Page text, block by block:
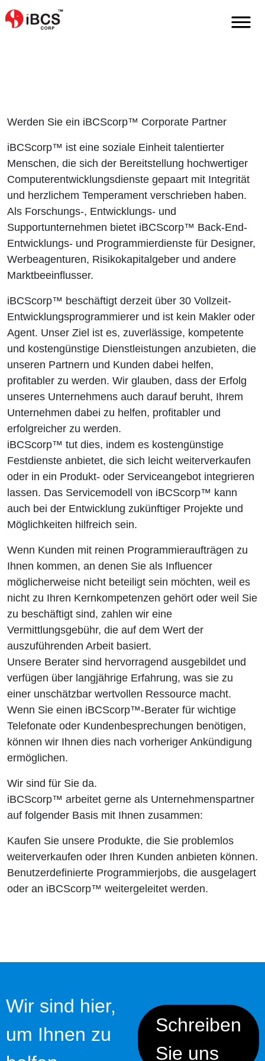
Firmenpartner
Werden Sie ein iBCScorp™ Corporate Partner
iBCScorp™ ist eine soziale Einheit talentierter
Menschen, die sich der Bereitstellung hochwertiger
Computerentwicklungsdienste gepaart mit Integrität
und herzlichem Temperament verschrieben haben.
Als Forschungs-, Entwicklungs- und
Supportunternehmen bietet iBCScorp™ Back-End-
Entwicklungs- und Programmierdienste für Designer,
Werbeagenturen, Risikokapitalgeber und andere
Marktbeeinflusser.
iBCScorp™ beschäftigt derzeit über 30 Vollzeit-
Entwicklungsprogrammierer und ist kein Makler oder
Agent. Unser Ziel ist es, zuverlässige, kompetente
und kostengünstige Dienstleistungen anzubieten, die
unseren Partnern und Kunden dabei helfen,
profitabler zu werden. Wir glauben, dass der Erfolg
unseres Unternehmens auch darauf beruht, Ihrem
Unternehmen dabei zu helfen, profitabler und
erfolgreicher zu werden.
iBCScorp™ tut dies, indem es kostengünstige
Festdienste anbietet, die sich leicht weiterverkaufen
oder in ein Produkt- oder Serviceangebot integrieren
lassen. Das Servicemodell von iBCScorp™ kann
auch bei der Entwicklung zukünftiger Projekte und
Möglichkeiten hilfreich sein.
Wenn Kunden mit reinen Programmieraufträgen zu
Ihnen kommen, an denen Sie als Influencer
möglicherweise nicht beteiligt sein möchten, weil es
nicht zu Ihren Kernkompetenzen gehört oder weil Sie
zu beschäftigt sind, zahlen wir eine
Vermittlungsgebühr, die auf dem Wert der
auszuführenden Arbeit basiert.
Unsere Berater sind hervorragend ausgebildet und
verfügen über langjährige Erfahrung, was sie zu
einer unschätzbar wertvollen Ressource macht.
Wenn Sie einen iBCScorp™-Berater für wichtige
Telefonate oder Kundenbesprechungen benötigen,
können wir Ihnen dies nach vorheriger Ankündigung
ermöglichen.
Wir sind für Sie da.
iBCScorp™ arbeitet gerne als Unternehmenspartner
auf folgender Basis mit Ihnen zusammen:
Kaufen Sie unsere Produkte, die Sie problemlos
weiterverkaufen oder Ihren Kunden anbieten können.
Benutzerdefinierte Programmierjobs, die ausgelagert
oder an iBCScorp™ weitergeleitet werden.
Wir sind hier,
um Ihnen zu
Schreiben
Sie uns